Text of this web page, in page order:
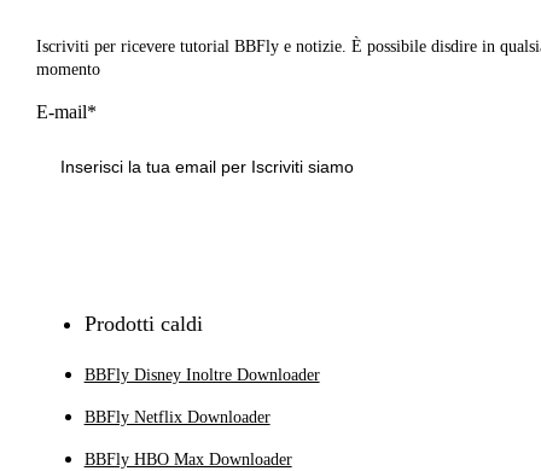
Iscriviti per ricevere tutorial BBFly e notizie. È possibile disdire in
momento
E-mail*
Prodotti caldi
BBFly Disney Inoltre Downloader
BBFly Netflix Downloader
BBFly HBO Max Downloader